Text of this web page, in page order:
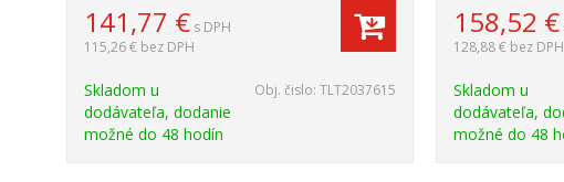
141,77 € s DPH
115,26 € bez DPH
Skladom u
dodávateľa, dodanie
možné do 48 hodín
Obj. čislo:TLT2037615
158,52 €
128,88 € bez DPH
Skladom u
dodávateľa,
možné do 48